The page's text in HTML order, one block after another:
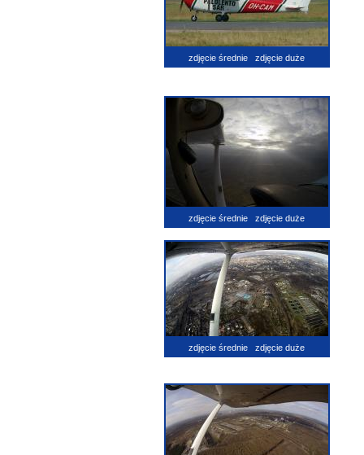
zdjęcie średnie zdjęcie duże
zdjęcie średnie zdjęcie duże
zdjęcie średnie zdjęcie duże